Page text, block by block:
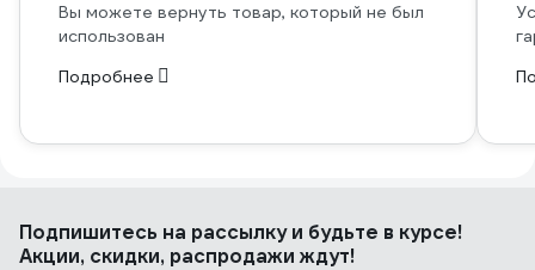
Вы можете вернуть товар, который не был
использован
Подробнее
Подпишитесь на рассылкуи будьте в курсе!
Акции, скидки, распродажи ждут!